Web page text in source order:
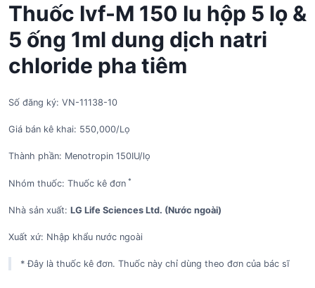
Thuốc Ivf-M 150 Iu hộp 5 lọ &
5 ống 1ml dung dịch natri
chloride pha tiêm
Số đăng ký: VN-11138-10
Giá bán kê khai: 550,000/Lọ
Thành phần: Menotropin 150IU/lọ
Nhóm thuốc: Thuốc kê đơn *
Nhà sản xuất: LG Life Sciences Ltd. (Nước ngoài)
Xuất xứ: Nhập khẩu nước ngoài
* Đây là thuốc kê đơn. Thuốc này chỉ dùng theo đơn của bác sĩ